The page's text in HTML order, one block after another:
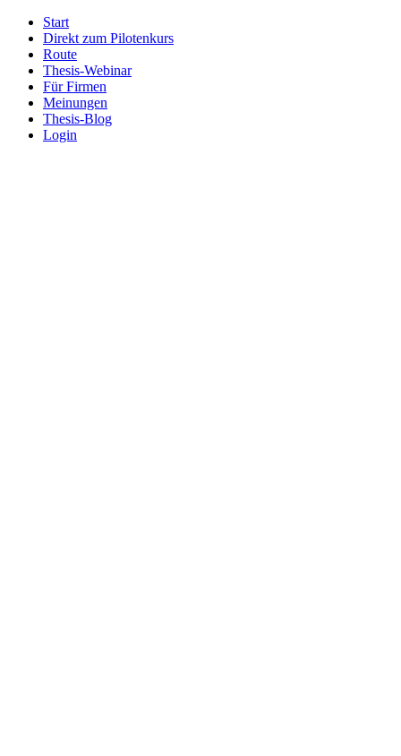
Start
Direkt zum Pilotenkurs
Route
Thesis-Webinar
Für Firmen
Meinungen
Thesis-Blog
Login